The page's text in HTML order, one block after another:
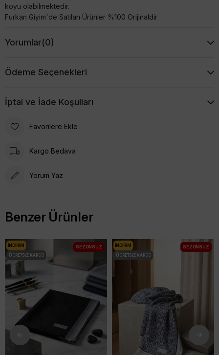
koyu olabilmektedir.
Furkan Giyim'de Satılan Ürünler %100 Orijinaldir
Yorumlar(0)
Ödeme Seçenekleri
İptal ve İade Koşulları
Favorilere Ekle
Kargo Bedava
Yorum Yaz
Benzer Ürünler
İNDIRIM
ÜCRETSIZ KARGO
SEZONSUZ İNDIRIM
ÜCRETSIZ KARGO
SEZONSUZ